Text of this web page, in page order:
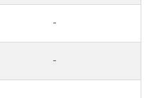
-
-